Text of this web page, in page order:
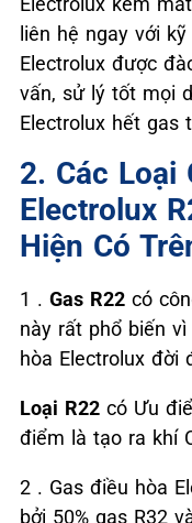
liên hệ ngay với
Electrolux được
vấn, sử lý tốt mọi
Electrolux hết gas
2. Các Loại
Electrolux
Hiện Có
1 . Gas R22 có
này rất phổ biến
hòa Electrolux đời
Loại R22 có Ưu
điểm là tạo ra khí
2 . Gas điều hòa
bởi 50% gas R32